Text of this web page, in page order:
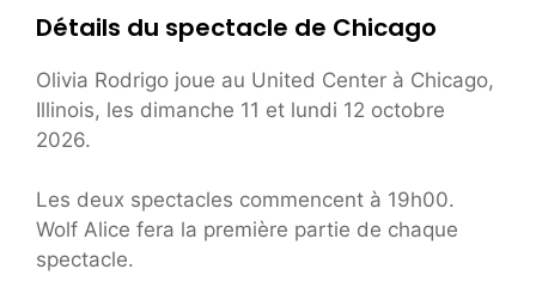
Détails du spectacle de Chicago
Olivia Rodrigo joue au United Center à Chicago,
Illinois, les dimanche 11 et lundi 12 octobre
2026.
Les deux spectacles commencent à 19h00.
Wolf Alice fera la première partie de chaque
spectacle.